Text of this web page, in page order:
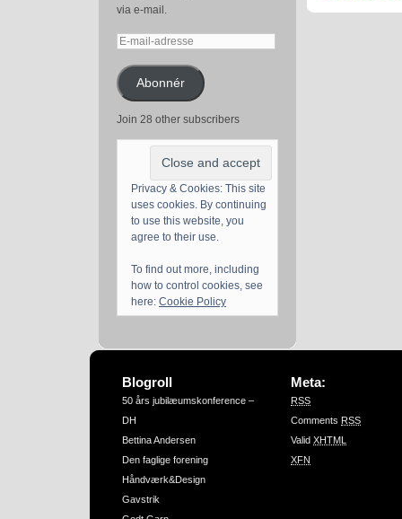
via e-mail.
E-
adresseAbonnér
Join 28 other subscribers
Privacy & Cookies: This site
uses cookies. By continuing
to use this website, you
agree to their use.
To find out more, including
how to control cookies, see
here: Cookie Policy
Blogroll
50 års jubilæumskonference –
DH
Bettina Andersen
Den faglige forening
Håndværk&Design
Gavstrik
Meta:
RSS
Comments RSS
Valid XHTML
XFN